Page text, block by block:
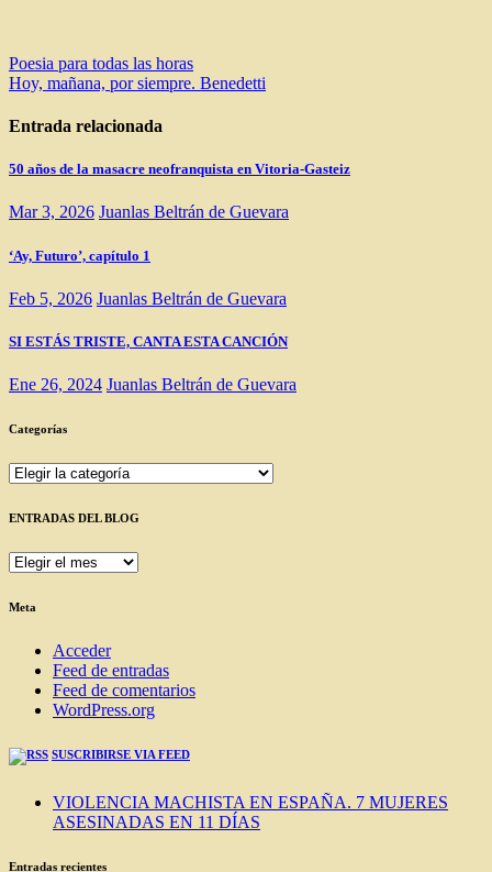
Navegación
de
entradas
Poesia para todas las horas
Hoy, mañana, por siempre. Benedetti
Entrada relacionada
50 años de la masacre neofranquista en Vitoria-Gasteiz
Mar 3, 2026 Juanlas Beltrán de Guevara
‘Ay, Futuro’, capítulo 1
Feb 5, 2026 Juanlas Beltrán de Guevara
SI ESTÁS TRISTE, CANTA ESTA CANCIÓN
Ene 26, 2024 Juanlas Beltrán de Guevara
Categorías
Categorías
ENTRADAS DEL BLOG
ENTRADAS
BLOG
Meta
Acceder
Feed de entradas
Feed de comentarios
WordPress.org
SUSCRIBIRSE VIA FEED
VIOLENCIA MACHISTA EN ESPAÑA. 7 MUJERES
ASESINADAS EN 11 DÍAS
Entradas recientes